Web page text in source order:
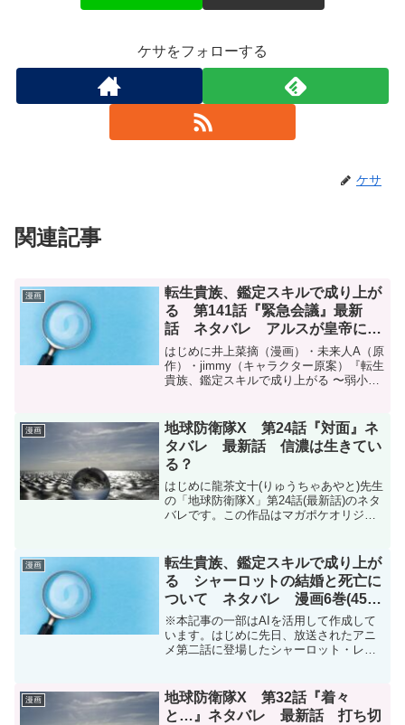
ケサをフォローする
ケサ
関連記事
漫画
転生貴族、鑑定スキルで成り上が
る 第141話『緊急会議』最新
話 ネタバレ アルスが皇帝に？
マガポケ
はじめに井上菜摘（漫画）・未来人A（原
作）・jimmy（キャラクター原案）『転生
貴族、鑑定スキルで成り上がる 〜弱小領
141話のネタバレです。転生貴族、鑑定ス
キルで成り...
漫画
地球防衛隊X 第24話『対面』ネ
タバレ 最新話 信濃は生きてい
る？
はじめに龍茶文十(りゅうちゃあやと)先生
の「地球防衛隊X」第24話(最新話)のネタ
バレです。この作品はマガポケオリジナ
ポケ現在コミックスは2巻まで発売中...
漫画
転生貴族、鑑定スキルで成り上が
る シャーロットの結婚と死亡に
ついて ネタバレ 漫画6巻(45話
～53話)
※本記事の一部はAIを活用して作成して
います。はじめに先日、放送されたアニ
メ第二話に登場したシャーロット・レイ
ことに気が付いたでしょう。この記事で
はそのことについてまと...
漫画
地球防衛隊X 第32話『着々
と…』ネタバレ 最新話 打ち切